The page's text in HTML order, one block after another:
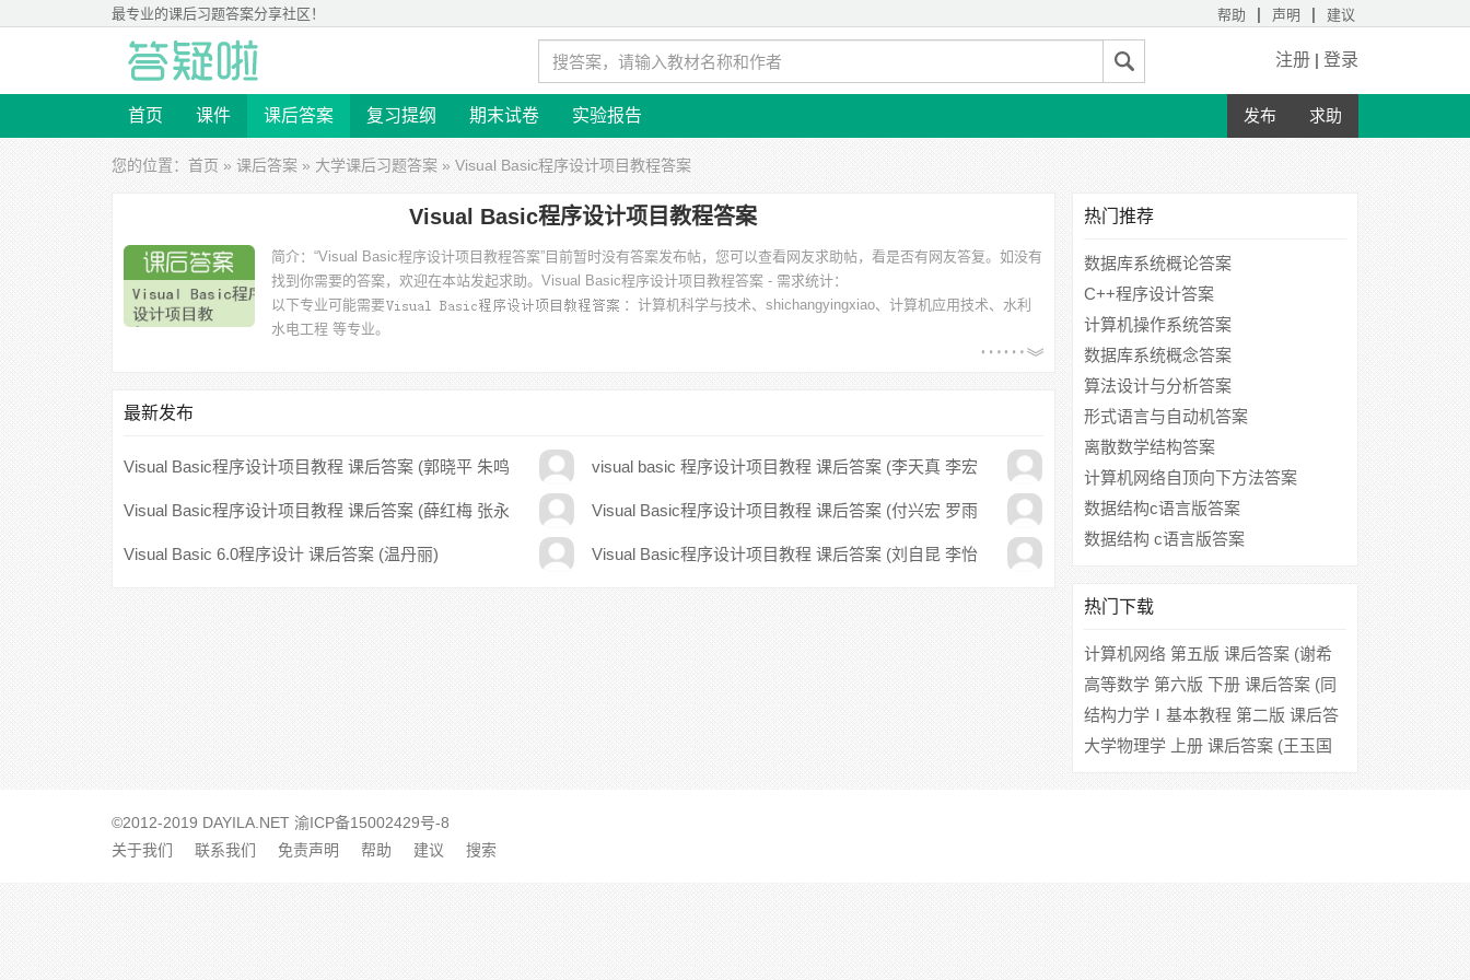
最专业的课后习题答案分享社区！ 帮助 | 声明 | 建议
注册 | 登录
首页 课件 课后答案 复习提纲 期末试卷 实验报告 发布 求助
您的位置： 首页 » 课后答案 » 大学课后习题答案 » Visual Basic程序设计项目教程答案
Visual Basic程序设计项目教程答案
简介： “Visual Basic程序设计项目教程答案”目前暂时没有答案发布帖，您可以查看网友求助帖，看是否有网友答复。如没有
找到你需要的答案，欢迎在本站发起求助。 Visual Basic程序设计项目教程答案 - 需求统计：
以下专业可能需要
：计算机科学与技术、shichangyingxiao、计算机应用技术、水利
水电工程 等专业。
：内蒙古呼和浩特丰州职业学院、渭南师范、南昌大学人民武装学院、包头钢铁学院、河
最新发布
Visual Basic程序设计项目教程 课后答案 (郭晓平 朱鸣
华)
visual basic 程序设计项目教程 课后答案 (李天真 李宏
伟)
Visual Basic程序设计项目教程 课后答案 (薛红梅 张永
强)
Visual Basic程序设计项目教程 课后答案 (付兴宏 罗雨
滋)
Visual Basic 6.0程序设计 课后答案 (温丹丽)
Visual Basic程序设计项目教程 课后答案 (刘自昆 李怡
热门推荐
数据库系统概论答案
C++程序设计答案
计算机操作系统答案
数据库系统概念答案
算法设计与分析答案
形式语言与自动机答案
离散数学结构答案
计算机网络自顶向下方法答案
数据结构c语言版答案
数据结构 c语言版答案
热门下载
计算机网络 第五版 课后答案 (谢希
仁)
高等数学 第六版 下册 课后答案 (同
济大学数学系)
结构力学Ⅰ基本教程 第二版 课后答
案 (龙驭球 包世华)
大学物理学 上册 课后答案 (王玉国
©2012-2019 DAYILA.NET 渝ICP备15002429号-8
关于我们
联系我们 免责声明 帮助 建议 搜索